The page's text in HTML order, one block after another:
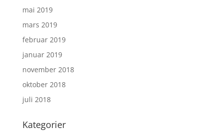
mai 2019
mars 2019
februar 2019
januar 2019
november 2018
oktober 2018
juli 2018
Kategorier